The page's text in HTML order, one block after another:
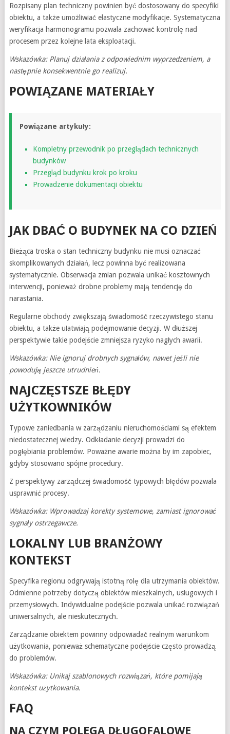
Rozpisany plan techniczny powinien być dostosowany do specyfiki
obiektu, a także umożliwiać elastyczne modyfikacje. Systematyczna
weryfikacja harmonogramu pozwala zachować kontrolę nad
procesem przez kolejne lata eksploatacji.
Wskazówka: Planuj działania z odpowiednim wyprzedzeniem, a
następnie konsekwentnie go realizuj.
POWIĄZANE MATERIAŁY
Powiązane artykuły:
Kompletny przewodnik po przeglądach technicznych
budynków
Przegląd budynku krok po kroku
Prowadzenie dokumentacji obiektu
JAK DBAĆ O BUDYNEK NA CO DZIEŃ
Bieżąca troska o stan techniczny budynku nie musi oznaczać
skomplikowanych działań, lecz powinna być realizowana
systematycznie. Obserwacja zmian pozwala unikać kosztownych
interwencji, ponieważ drobne problemy mają tendencję do
narastania.
Regularne obchody zwiększają świadomość rzeczywistego stanu
obiektu, a także ułatwiają podejmowanie decyzji. W dłuższej
perspektywie takie podejście zmniejsza ryzyko nagłych awarii.
Wskazówka: Nie ignoruj drobnych sygnałów, nawet jeśli nie
powodują jeszcze utrudnień.
NAJCZĘSTSZE BŁĘDY
UŻYTKOWNIKÓW
Typowe zaniedbania w zarządzaniu nieruchomościami są efektem
niedostatecznej wiedzy. Odkładanie decyzji prowadzi do
pogłębiania problemów. Poważne awarie można by im zapobiec,
gdyby stosowano spójne procedury.
Z perspektywy zarządczej świadomość typowych błędów pozwala
usprawnić procesy.
Wskazówka: Wprowadzaj korekty systemowe, zamiast ignorować
sygnały ostrzegawcze.
LOKALNY LUB BRANŻOWY
KONTEKST
Specyfika regionu odgrywają istotną rolę dla utrzymania obiektów.
Odmienne potrzeby dotyczą obiektów mieszkalnych, usługowych i
przemysłowych. Indywidualne podejście pozwala unikać rozwiązań
uniwersalnych, ale nieskutecznych.
Zarządzanie obiektem powinny odpowiadać realnym warunkom
użytkowania, ponieważ schematyczne podejście często prowadzą
do problemów.
Wskazówka: Unikaj szablonowych rozwiązań, które pomijają
kontekst użytkowania.
FAQ
NA CZYM POLEGA DŁUGOFALOWE